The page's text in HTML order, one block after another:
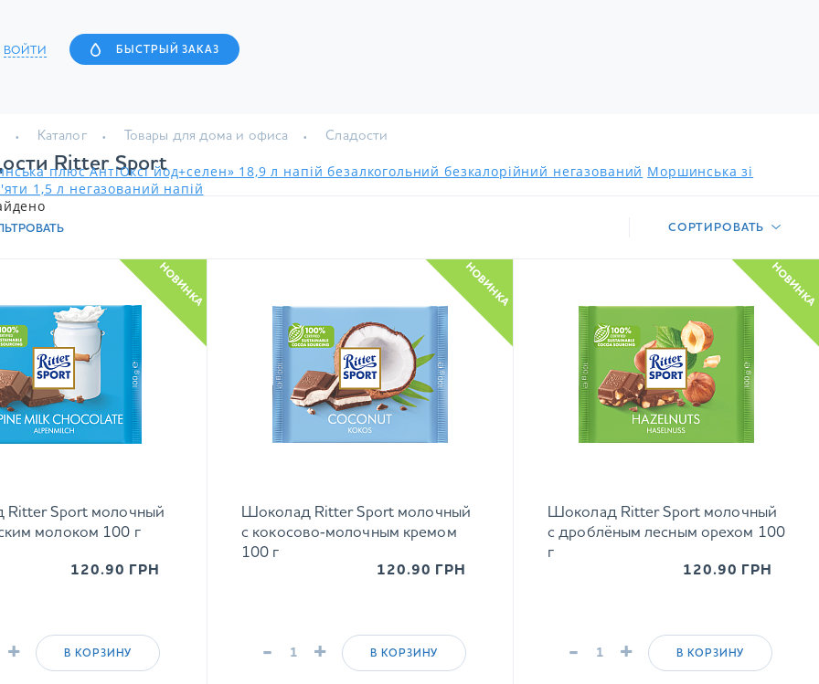
ВОЙТИ БЫСТРЫЙ ЗАКАЗ
плюс АнтіОксі йод+селен» 18,9 л напій безалкогольний безкалорійний негазований Моршинська зі
1,5 л негазований напій
Каталог Товары для дома и офиса Сладости
Ritter Sport
СОРТИРОВАТЬ
Ritter Sport молочный
молоком 100 г
120.90 ГРН
+ В КОРЗИНУ
НОВИНКА
Шоколад Ritter Sport молочный
с кокосово‑молочным кремом
100 г
120.90 ГРН
- + В КОРЗИНУ
НОВИНКА
Шоколад Ritter Sport молочный
с дроблёным лесным орехом 100
г
120.90 ГРН
- + В КОРЗИНУ
НОВИНКА